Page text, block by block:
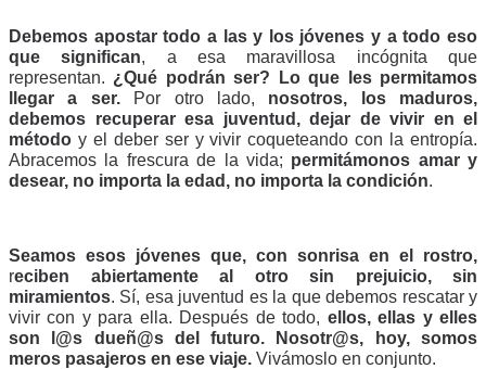
Debemos apostar todo a las y los jóvenes y a todo eso
que significan, a esa maravillosa incógnita que
representan. ¿Qué podrán ser? Lo que les permitamos
llegar a ser. Por otro lado, nosotros, los maduros,
debemos recuperar esa juventud, dejar de vivir en el
método y el deber ser y vivir coqueteando con la entropía.
Abracemos la frescura de la vida; permitámonos amar y
desear, no importa la edad, no importa la condición.
Seamos esos jóvenes
reciben abiertamente al otro sin prejuicio, sin
miramientos. Sí, esa juventud es la que debemos rescatar y
vivir con y para ella. Después de todo, ellos, ellas y elles
son l@s dueñ@s del futuro. Nosotr@s, hoy, somos
meros pasajeros en ese viaje. Vivámoslo en conjunto.